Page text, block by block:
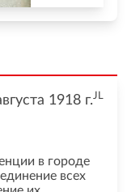
1918 г.JL
в городе
всех